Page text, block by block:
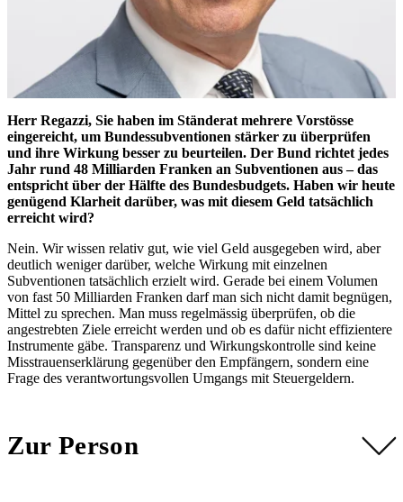
Herr Regazzi, Sie haben im Ständerat mehrere Vorstösse
eingereicht, um Bundessubventionen stärker zu überprüfen
und ihre Wirkung besser zu beurteilen. Der Bund richtet jedes
Jahr rund 48 Milliarden Franken an Subventionen aus – das
entspricht über der Hälfte des Bundesbudgets. Haben wir heute
genügend Klarheit darüber, was mit diesem Geld tatsächlich
erreicht wird?
Nein. Wir wissen relativ gut, wie viel Geld ausgegeben wird, aber
deutlich weniger darüber, welche Wirkung mit einzelnen
Subventionen tatsächlich erzielt wird. Gerade bei einem Volumen
von fast 50 Milliarden Franken darf man sich nicht damit begnügen,
Mittel zu sprechen. Man muss regelmässig überprüfen, ob die
angestrebten Ziele erreicht werden und ob es dafür nicht effizientere
Instrumente gäbe. Transparenz und Wirkungskontrolle sind keine
Misstrauenserklärung gegenüber den Empfängern, sondern eine
Frage des verantwortungsvollen Umgangs mit Steuergeldern.
Zur Person